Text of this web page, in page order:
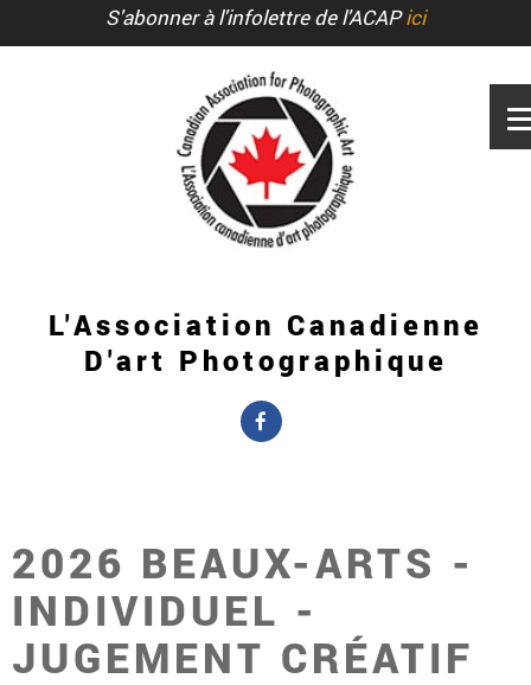
S'abonner à l'infolettre de l'ACAPici
L'Association Canadienne
D'art Photographique
2026 BEAUX-ARTS -
INDIVIDUEL -
JUGEMENT CRÉATIF